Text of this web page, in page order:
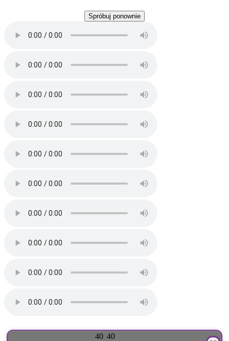
Spróbuj ponownie
40 40